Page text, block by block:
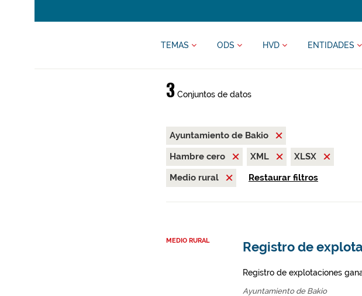
TEMAS ODS HVD ENTIDADES
3Conjuntos de datos
Ayuntamiento de Bakio
Hambre cero
XML
XLSX
Medio rural
Restaurar filtros
MEDIO RURAL Registro de
Registro de explotaciones
Ayuntamiento de Bakio